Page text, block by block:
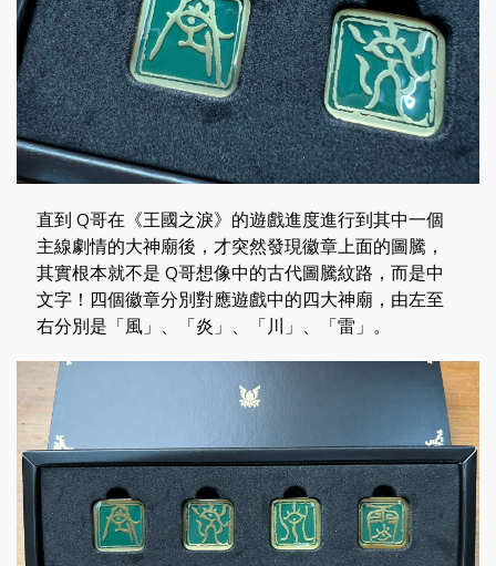
直到 Q哥在《王國之淚》的遊戲進度進行到其中一個
主線劇情的大神廟後，才突然發現徽章上面的圖騰，
其實根本就不是 Q哥想像中的古代圖騰紋路，而是中
文字！四個徽章分別對應遊戲中的四大神廟，由左至
右分別是「風」、「炎」、「川」、「雷」。